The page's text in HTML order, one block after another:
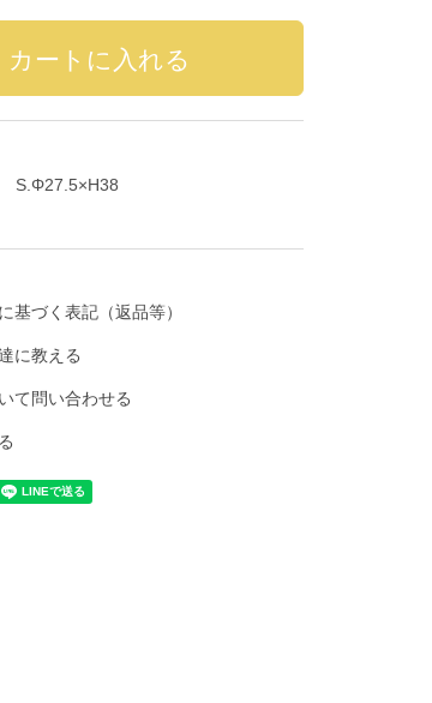
S.Φ27.5×H38
基づく表記（返品等）
に教える
て問い合わせる